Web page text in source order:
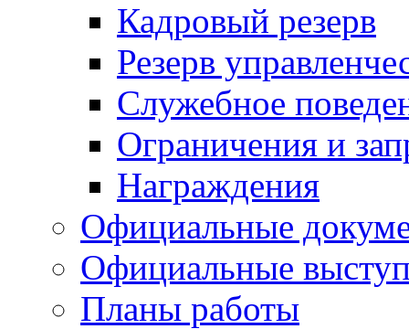
Кадровый резерв
Резерв
Служебное
Ограничения и
Награждения
Официальные
Официальные
Планы работы